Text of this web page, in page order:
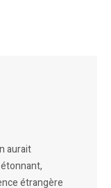
aurait
étrangère